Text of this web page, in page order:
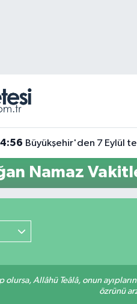
Büyükşehir'den 7 Eylül
Namaz
olursa, Allâhü Teâlâ, onun
özrünü